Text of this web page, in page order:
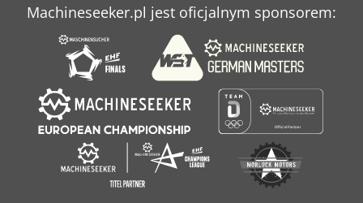
Machineseeker.pl jest oficjalnym sponsorem: